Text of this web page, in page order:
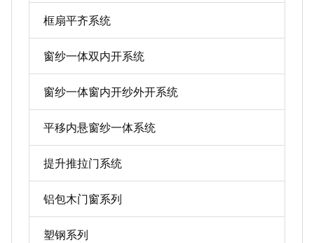
框扇平齐系统
窗纱一体双内开系统
窗纱一体窗内开纱外开系统
平移内悬窗纱一体系统
提升推拉门系统
铝包木门窗系列
塑钢系列